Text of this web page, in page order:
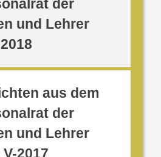
der
und Lehrer
aus dem
der
und Lehrer
2017